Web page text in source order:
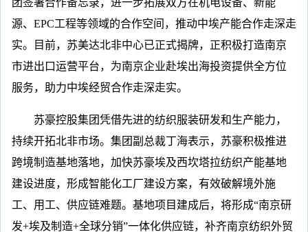
团签署合作备忘录，进一步拓展双方在机电设备、新能
源、EPC工程等领域的合作空间，推动中埃产能合作走深走
实。目前，苏美达北非中心已正式揭牌，正积极打造南京
市进出口运营平台，为南京企业赴埃出海投资提供全方位
服务，助力中埃经贸合作走深走实。
苏豪控股集团凭借先进的纺织服装研发和生产能力，
持续开拓北非市场。集团副总裁丁海表示，苏豪积极推进
跨境制造基地落地，加快苏豪埃及西坎塔拉纺织产能基地
建设进度，形成智能化工厂建设方案，有效破解境外施
工、用工、供应链难题。基地项目建成后，将形成“南京研
发+埃及制造+全球分销”一体化供应链，补齐南京纺织外贸